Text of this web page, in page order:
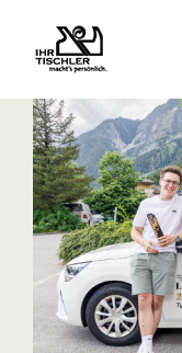
springen
Zeige
grösseres
Bild